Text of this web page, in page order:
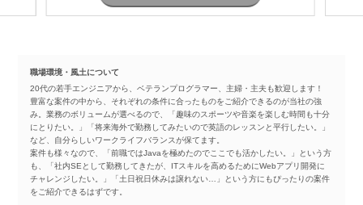
職場環境・風土について
20代の若手エンジニアから、ベテランプログラマー、主婦・主夫も歓迎します！
豊富な案件の中から、それぞれの条件に合ったものをご紹介できるのが当社の強
み。業務のボリュームが選べるので、「趣味のスポーツや音楽を楽しむ時間も十分
にとりたい。」「将来海外で勤務してみたいので英語のレッスンと平行したい。」
など、自分らしいワークライフバランスが保てます。
案件も様々なので、「前職ではJavaを極めたのでここでも活かしたい。」という方
も、「社内SEとして勤務してきたが、ITスキルを高めるためにWebアプリ開発に
チャレンジしたい。」「土日祝日休みは譲れない…」という方にもぴったりの案件
をご紹介できるはずです。